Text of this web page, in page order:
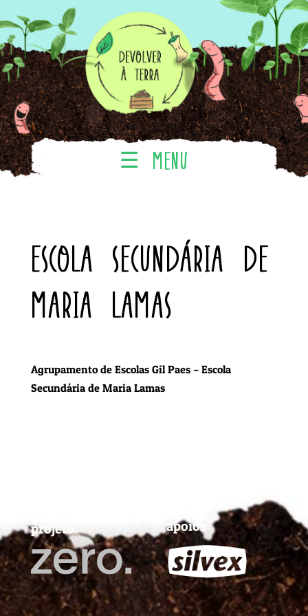
Escola Secundária de
Maria Lamas
Agrupamento de Escolas Gil Paes – Escola
Secundária de Maria Lamas
projeto: apoios: